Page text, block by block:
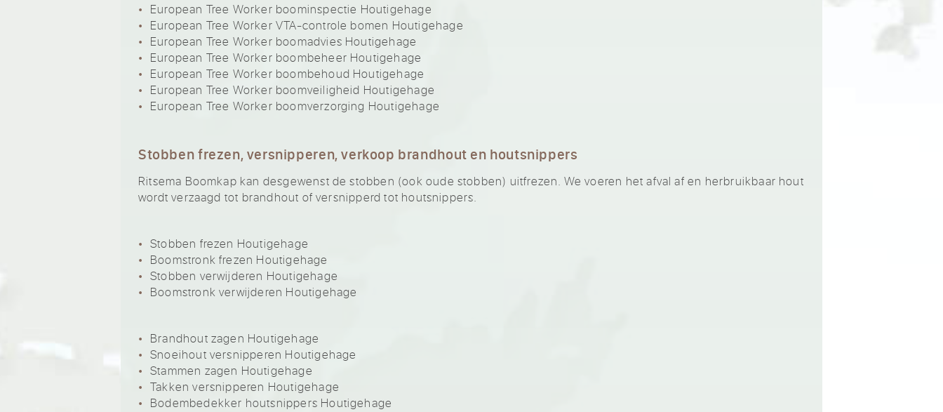
European Tree Worker boominspectie Houtigehage
European Tree Worker VTA-controle bomen Houtigehage
European Tree Worker boomadvies Houtigehage
European Tree Worker boombeheer Houtigehage
European Tree Worker boombehoud Houtigehage
European Tree Worker boomveiligheid Houtigehage
European Tree Worker boomverzorging Houtigehage
Stobben frezen, versnipperen, verkoop brandhout en houtsnippers
Ritsema Boomkap kan desgewenst de stobben (ook oude stobben) uitfrezen. We voeren het afval af en herbruikbaar hout
wordt verzaagd tot brandhout of versnipperd tot houtsnippers.
Stobben frezen Houtigehage
Boomstronk frezen Houtigehage
Stobben verwijderen Houtigehage
Boomstronk verwijderen Houtigehage
Brandhout zagen Houtigehage
Snoeihout versnipperen Houtigehage
Stammen zagen Houtigehage
Takken versnipperen Houtigehage
Bodembedekker houtsnippers Houtigehage